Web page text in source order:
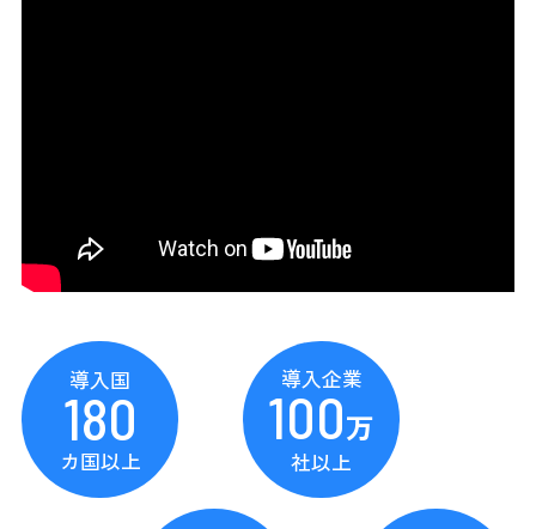
導入国
180
カ国以上
導入企業
100万
社以上